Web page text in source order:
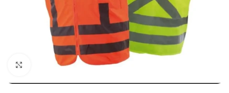
Haga Click para agrandar